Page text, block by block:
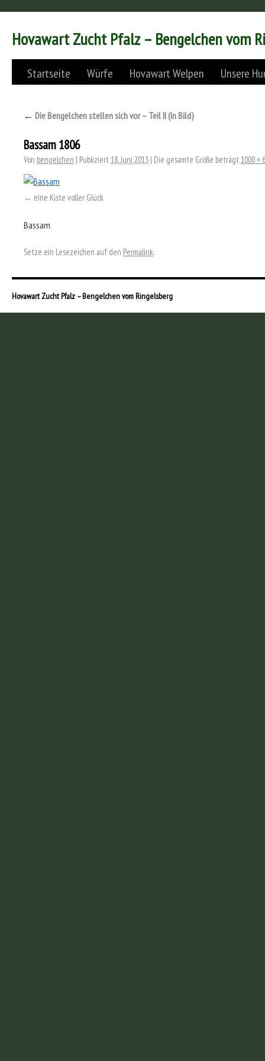
Hovawart Zucht Pfalz – Bengelchen vom
Startseite Würfe Hovawart Welpen Unsere
← Die Bengelchen stellen sich vor – Teil II (in Bild)
Bassam 1806
Von bengelchen | Publiziert 18. Juni 2013 | Die gesamte Größe beträgt 1000 ×
eine Kiste voller Glück
Bassam
Setze ein Lesezeichen auf den Permalink.
Hovawart Zucht Pfalz – Bengelchen vom Ringelsberg